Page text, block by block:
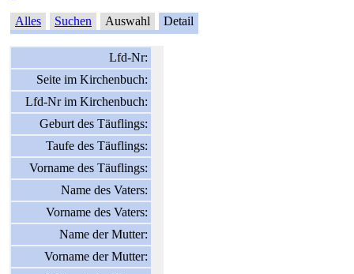
Alles Suchen Auswahl Detail
Lfd-Nr:
Seite im Kirchenbuch:
Lfd-Nr im Kirchenbuch:
Geburt des Täuflings:
Taufe des Täuflings:
Vorname des Täuflings:
Name des Vaters:
Vorname des Vaters:
Name der Mutter:
Vorname der Mutter: